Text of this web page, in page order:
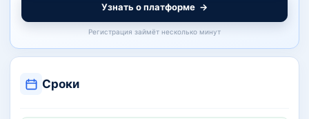
Узнать о платформе →
Регистрация займёт несколько минут
Сроки